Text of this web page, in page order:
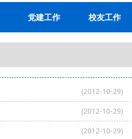
党建工作 校友工作
(2012-10-29)
(2012-10-29)
(2012-10-29)